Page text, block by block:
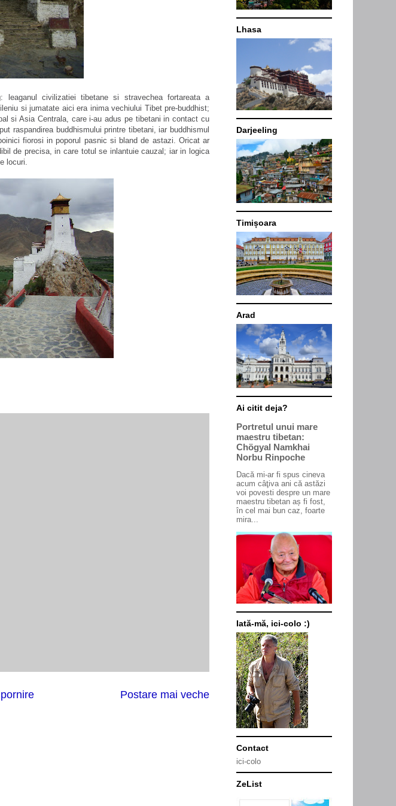
civilizatiei tibetane si stravechea fortareata a
si jumatate aici era inima vechiului Tibet pre-buddhist;
si Asia Centrala, care i-au adus pe tibetani in contact cu
raspandirea buddhismului printre tibetani, iar buddhismul
fiorosi in poporul pasnic si bland de astazi. Oricat ar
de precisa, in care totul se inlantuie cauzal; iar in logica
locuri.
Postare mai veche
Lhasa
Darjeeling
Timișoara
Arad
Ai citit deja?
Portretul unui mare
maestru tibetan:
Chögyal Namkhai
Norbu Rinpoche
Dacă mi-ar fi spus cineva
acum câţiva ani că astăzi
voi povesti despre un mare
maestru tibetan aș fi fost,
în cel mai bun caz, foarte
mira...
Iată-mă, ici-colo :)
Contact
ici-colo
ZeList